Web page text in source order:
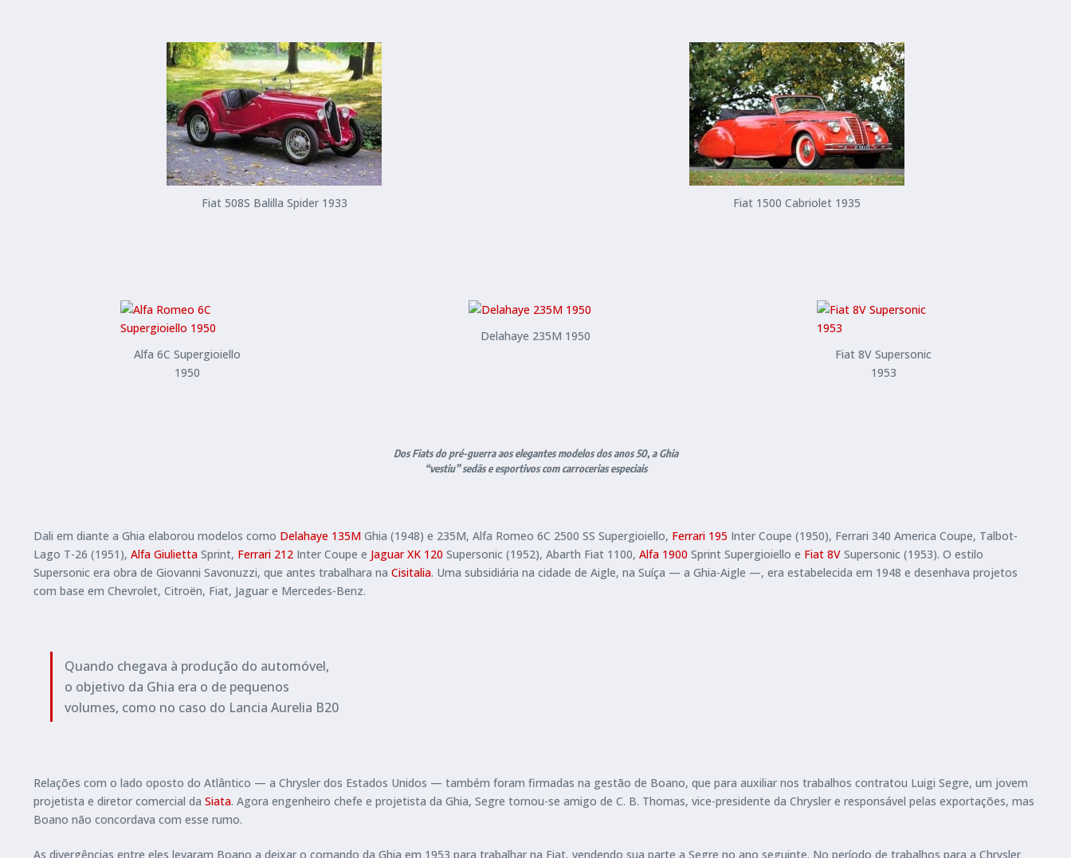
Fiat 508S Balilla Spider 1933 Fiat 1500 Cabriolet 1935
Alfa 6C Supergioiello
1950
Delahaye 235M 1950
Fiat 8V Supersonic
1953
Dos Fiats do pré-guerra aos elegantes modelos dos anos 50, a Ghia
“vestiu” sedãs e esportivos com carrocerias especiais
Dali em diante a Ghia elaborou modelos como Delahaye 135M Ghia (1948) e 235M, Alfa Romeo 6C 2500 SS Supergioiello, Ferrari 195 Inter Coupe (1950), Ferrari 340 America Coupe, Talbot-
Lago T-26 (1951), Alfa Giulietta Sprint, Ferrari 212 Inter Coupe e Jaguar XK 120 Supersonic (1952), Abarth Fiat 1100, Alfa 1900 Sprint Supergioiello e Fiat 8V Supersonic (1953). O estilo
Supersonic era obra de Giovanni Savonuzzi, que antes trabalhara na Cisitalia. Uma subsidiária na cidade de Aigle, na Suíça — a Ghia-Aigle —, era estabelecida em 1948 e desenhava projetos
com base em Chevrolet, Citroën, Fiat, Jaguar e Mercedes-Benz.
Quando chegava à produção do automóvel,
o objetivo da Ghia era o de pequenos
volumes, como no caso do Lancia Aurelia B20
Relações com o lado oposto do Atlântico — a Chrysler dos Estados Unidos — também foram firmadas na gestão de Boano, que para auxiliar nos trabalhos contratou Luigi Segre, um jovem
projetista e diretor comercial da Siata. Agora engenheiro chefe e projetista da Ghia, Segre tornou-se amigo de C. B. Thomas, vice-presidente da Chrysler e responsável pelas exportações, mas
Boano não concordava com esse rumo.
As divergências entre eles levaram Boano a deixar o comando da Ghia em 1953 para trabalhar na Fiat, vendendo sua parte a Segre no ano seguinte. No período de trabalhos para a Chrysler